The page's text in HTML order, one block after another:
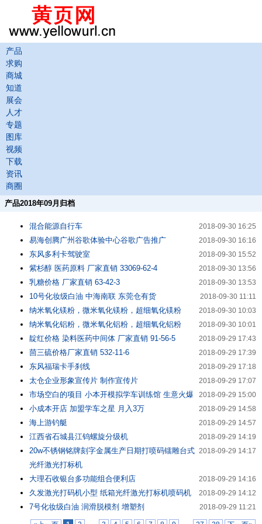
产品
求购
商城
知道
展会
人才
专题
图库
视频
下载
资讯
商圈
产品2018年09月归档
2018-09-30 16:25
混合能源自行车
2018-09-30 16:16
易海创腾广州谷歌体验中心谷歌广告推广
2018-09-30 15:52
东风多利卡驾驶室
2018-09-30 13:56
紫杉醇 医药原料 厂家直销 33069-62-4
2018-09-30 13:53
乳糖价格 厂家直销 63-42-3
2018-09-30 11:11
10号化妆级白油 中海南联 东莞仓有货
2018-09-30 10:03
纳米氧化镁粉，微米氧化镁粉，超细氧化镁粉
2018-09-30 10:01
纳米氧化铝粉，微米氧化铝粉，超细氧化铝粉
2018-09-29 17:43
靛红价格 染料医药中间体 厂家直销 91-56-5
2018-09-29 17:39
茴三硫价格厂家直销 532-11-6
2018-09-29 17:18
东风福瑞卡手刹线
2018-09-29 17:07
太仓企业形象宣传片 制作宣传片
2018-09-29 15:00
市场空白的项目 小本开模拟学车训练馆 生意火爆
2018-09-29 14:58
小成本开店 加盟学车之星 月入3万
2018-09-29 14:57
海上游钓艇
2018-09-29 14:19
江西省石城县江钨螺旋分级机
2018-09-29 14:17
20w不锈钢铭牌刻字金属生产日期打喷码镭雕台式
光纤激光打标机
2018-09-29 14:16
大理石收银台多功能组合便利店
2018-09-29 14:12
久发激光打码机小型 纸箱光纤激光打标机喷码机
2018-09-29 11:21
7号化妆级白油 润滑脱模剂 增塑剂